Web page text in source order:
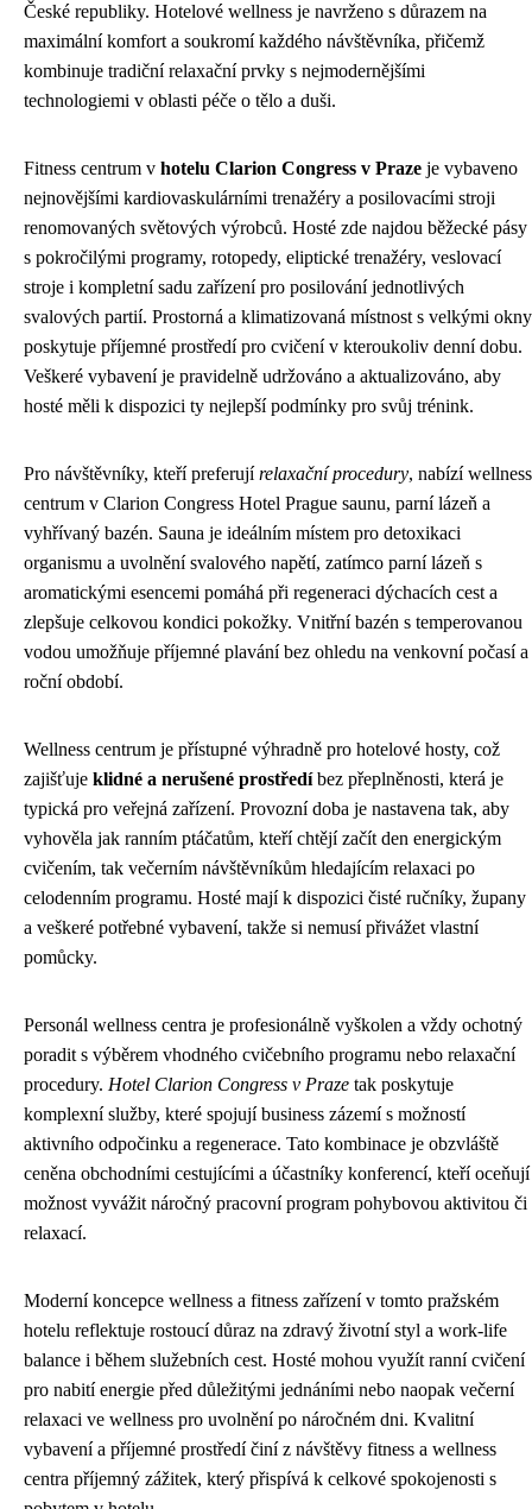
České republiky. Hotelové wellness je navrženo s důrazem na
maximální komfort a soukromí každého návštěvníka, přičemž
kombinuje tradiční relaxační prvky s nejmodernějšími
technologiemi v oblasti péče o tělo a duši.
Fitness centrum v hotelu Clarion Congress v Praze je vybaveno
nejnovějšími kardiovaskulárními trenažéry a posilovacími stroji
renomovaných světových výrobců. Hosté zde najdou běžecké pásy
s pokročilými programy, rotopedy, eliptické trenažéry, veslovací
stroje i kompletní sadu zařízení pro posilování jednotlivých
svalových partií. Prostorná a klimatizovaná místnost s velkými okny
poskytuje příjemné prostředí pro cvičení v kteroukoliv denní dobu.
Veškeré vybavení je pravidelně udržováno a aktualizováno, aby
hosté měli k dispozici ty nejlepší podmínky pro svůj trénink.
Pro návštěvníky, kteří preferujírelaxační procedury, nabízí wellness
centrum v Clarion Congress Hotel Prague saunu, parní lázeň a
vyhřívaný bazén. Sauna je ideálním místem pro detoxikaci
organismu a uvolnění svalového napětí, zatímco parní lázeň s
aromatickými esencemi pomáhá při regeneraci dýchacích cest a
zlepšuje celkovou kondici pokožky. Vnitřní bazén s temperovanou
vodou umožňuje příjemné plavání bez ohledu na venkovní počasí a
roční období.
Wellness centrum je přístupné výhradně pro hotelové hosty, což
zajišťuje klidné a nerušené prostředíbez přeplněnosti, která je
typická pro veřejná zařízení. Provozní doba je nastavena tak, aby
vyhověla jak ranním ptáčatům, kteří chtějí začít den energickým
cvičením, tak večerním návštěvníkům hledajícím relaxaci po
celodenním programu. Hosté mají k dispozici čisté ručníky, župany
a veškeré potřebné vybavení, takže si nemusí přivážet vlastní
pomůcky.
Personál wellness centra je profesionálně vyškolen a vždy ochotný
poradit s výběrem vhodného cvičebního programu nebo relaxační
procedury. Hotel Clarion Congress v Praze tak poskytuje
komplexní služby, které spojují business zázemí s možností
aktivního odpočinku a regenerace. Tato kombinace je obzvláště
ceněna obchodními cestujícími a účastníky konferencí, kteří oceňují
možnost vyvážit náročný pracovní program pohybovou aktivitou či
relaxací.
Moderní koncepce wellness a fitness zařízení v tomto pražském
hotelu reflektuje rostoucí důraz na zdravý životní styl a work-life
balance i během služebních cest. Hosté mohou využít ranní cvičení
pro nabití energie před důležitými jednáními nebo naopak večerní
relaxaci ve wellness pro uvolnění po náročném dni. Kvalitní
vybavení a příjemné prostředí činí z návštěvy fitness a wellness
centra příjemný zážitek, který přispívá k celkové spokojenosti s